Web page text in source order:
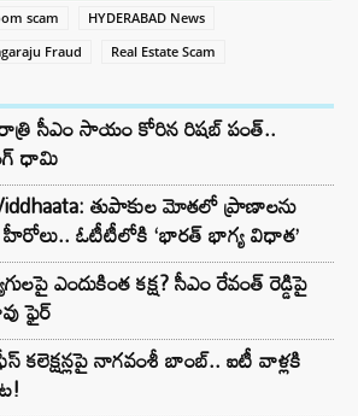
scam
HYDERABAD News
Fraud Real Estate Scam
సీఎం సాయం కోరిన రిషబ్ పంత్..
ధామి
తుపాకుల మోతలో ప్రాణాలను
ఓటీటీలోకి ‘భారత్ భాగ్య విధాత’
ఎందుకింత కక్ష? సీఎం రేవంత్ రెడ్డిపై
ఫైర్
కలెక్షన్లపై నాగవంశీ బాంబ్.. ఐటీ వాళ్లకి